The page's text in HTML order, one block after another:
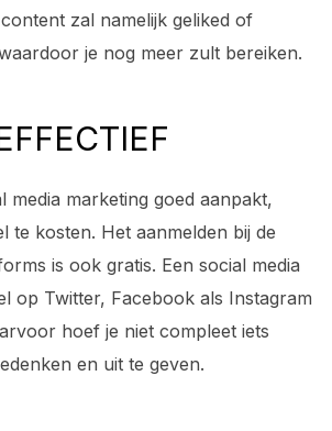
zal namelijk geliked of
je nog meer zult bereiken.
media marketing goed aanpakt,
te kosten. Het aanmelden bij de
is ook gratis. Een social media
op Twitter, Facebook als Instagram
hoef je niet compleet iets
en uit te geven.